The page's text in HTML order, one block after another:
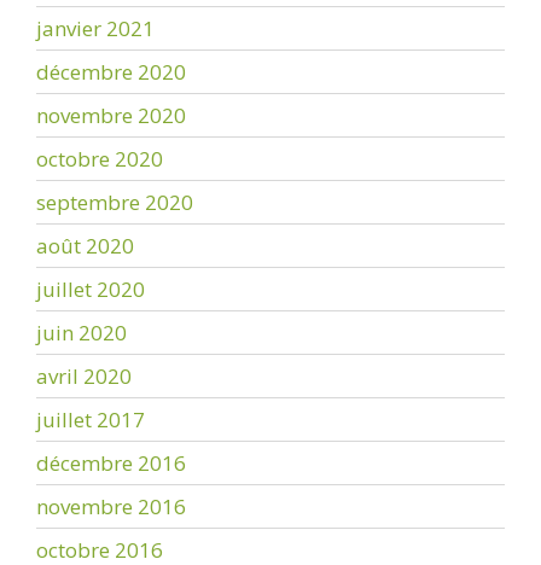
janvier 2021
décembre 2020
novembre 2020
octobre 2020
septembre 2020
août 2020
juillet 2020
juin 2020
avril 2020
juillet 2017
décembre 2016
novembre 2016
octobre 2016